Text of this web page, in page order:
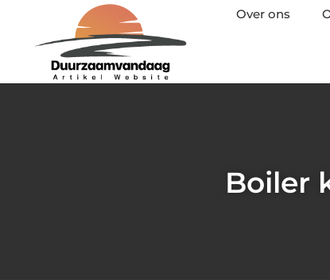
Over ons
Boiler